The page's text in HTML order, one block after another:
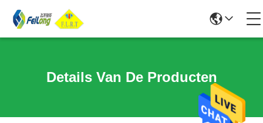
Details Van De Producten